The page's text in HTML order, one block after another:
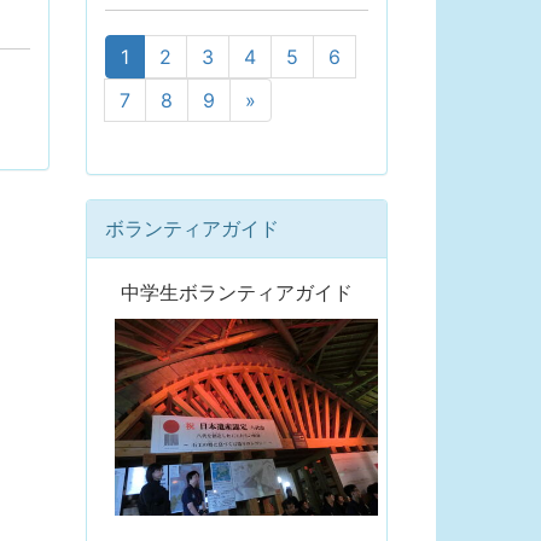
1 2 3 4 5
6
7
8 9 »
ボランティアガイド
中学生ボランティアガイド